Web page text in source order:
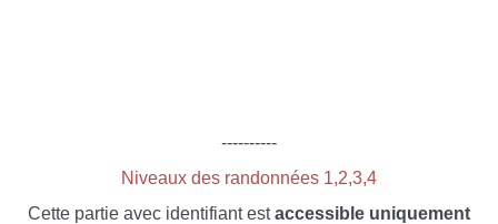
----------
Niveaux des randonnées 1,2,3,4
Cette partie avec identifiant estaccessible uniquement